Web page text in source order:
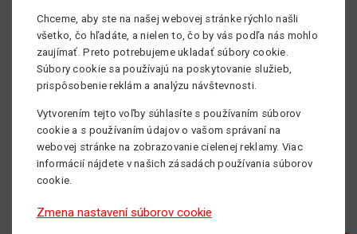
Pohon
Elektrický
Chceme, aby ste na našej webovej stránke rýchlo našli
všetko, čo hľadáte, a nielen to, čo by vás podľa nás mohlo
zaujímať. Preto potrebujeme ukladať súbory cookie.
Súbory cookie sa používajú na poskytovanie služieb,
prispôsobenie reklám a analýzu návštevnosti.
Vytvorením tejto voľby súhlasíte s používaním súborov
cookie a s používaním údajov o vašom správaní na
webovej stránke na zobrazovanie cielenej reklamy. Viac
informácií nájdete v našich zásadách používania súborov
cookie.
Zmena nastavení súborov cookie